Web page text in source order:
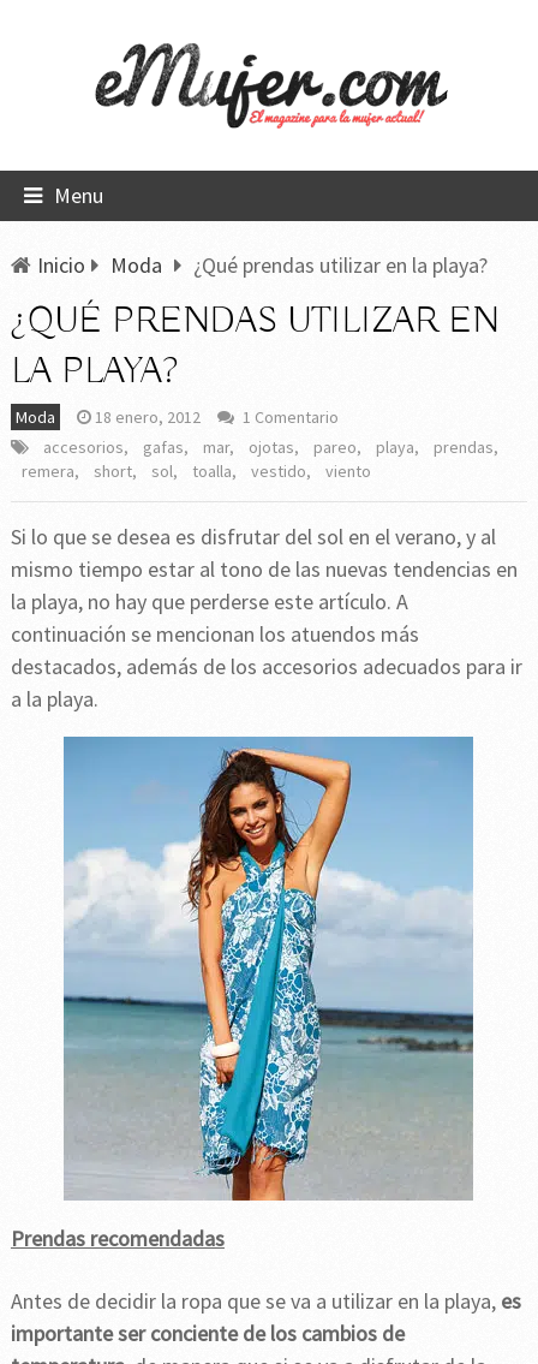
Menu
Inicio Moda ¿Qué prendas utilizar en la playa?
¿QUÉ PRENDAS UTILIZAR EN
LA PLAYA?
Moda 18 enero, 2012
1 Comentario
accesorios, gafas, mar, ojotas, pareo, playa, prendas,
remera, short, sol, toalla, vestido, viento
Si lo que se desea es disfrutar del sol en el verano, y al
mismo tiempo estar al tono de las nuevas tendencias en
la playa, no hay que perderse este artículo. A
continuación se mencionan los atuendos más
destacados, además de los accesorios adecuados para ir
a la playa.
Prendas recomendadas
Antes de decidir la ropa que se va a utilizar en la playa, es
importante ser conciente de los cambios de